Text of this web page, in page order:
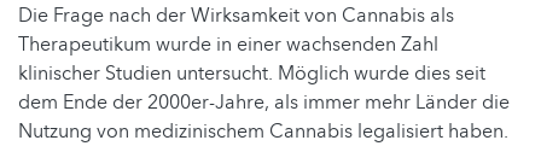
Die Frage nach der Wirksamkeit von Cannabis als
Therapeutikum wurde in einer wachsenden Zahl
klinischer Studien untersucht. Möglich wurde dies seit
dem Ende der 2000er-Jahre, als immer mehr Länder die
Nutzung von medizinischem Cannabis legalisiert haben.